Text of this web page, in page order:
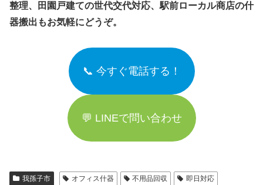
整理、田園戸建ての世代交代対応、駅前ローカル商店の什
器搬出もお気軽にどうぞ。
📞 今すぐ電話する！
💬 LINEで問い合わせ
我孫子市 オフィス什器 不用品回収
即日対応